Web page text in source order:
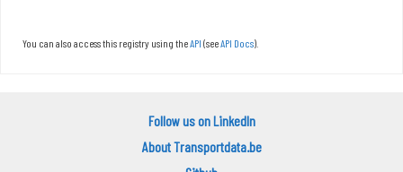
You can also access this registry using theAPI (seeAPI Docs).
Follow us on LinkedIn
About Transportdata.be